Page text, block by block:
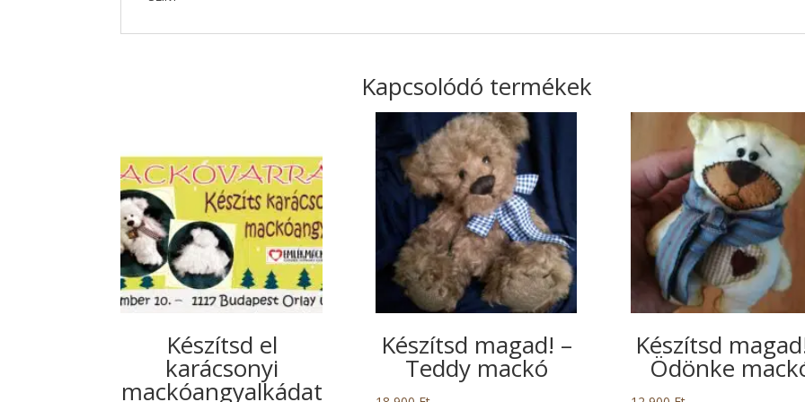
Kapcsolódó termékek
Készítsd el
karácsonyi
mackóangyalkádat
Készítsd magad! –
Teddy mackó
Készítsd
Ödönke